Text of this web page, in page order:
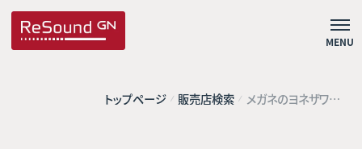
MENU
トップページ 販売店検索 メガネのヨネザワ
柳川店